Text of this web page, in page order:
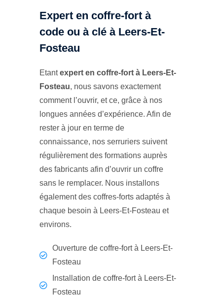
Expert en coffre-fort à
code ou à clé à Leers-Et-
Fosteau
Etantexpert en coffre-fort à Leers-Et-
Fosteau, nous savons exactement
comment l’ouvrir, et ce, grâce à nos
longues années d’expérience. Afin de
rester à jour en terme de
connaissance, nos serruriers suivent
régulièrement des formations auprès
des fabricants afin d’ouvrir un coffre
sans le remplacer. Nous installons
également des coffres-forts adaptés à
chaque besoin à Leers-Et-Fosteau et
environs.
Ouverture de coffre-fort à Leers-Et-
Fosteau
Installation de coffre-fort à Leers-Et-
Fosteau